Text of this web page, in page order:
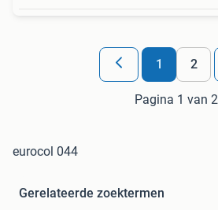
1 2
Pagina 1 van 2
eurocol 044
Gerelateerde zoektermen